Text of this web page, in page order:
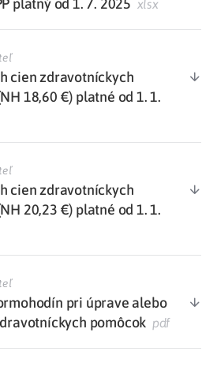
platný od 1. 7. 2025 xlsx
cien zdravotníckych
18,60 €) platné od 1. 1.
cien zdravotníckych
20,23 €) platné od 1. 1.
pri úprave alebo
pomôcok pdf